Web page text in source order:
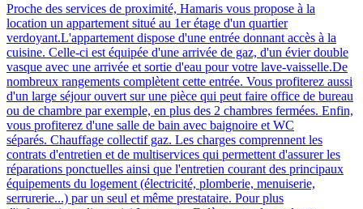
Proche des services de proximité, Hamaris vous propose à la
location un appartement situé au 1er étage d'un quartier
verdoyant.L'appartement dispose d'une entrée donnant accès à la
cuisine. Celle-ci est équipée d'une arrivée de gaz, d'un évier double
vasque avec une arrivée et sortie d'eau pour votre lave-vaisselle.De
nombreux rangements complètent cette entrée. Vous profiterez aussi
d'un large séjour ouvert sur une pièce qui peut faire office de bureau
ou de chambre par exemple, en plus des 2 chambres fermées. Enfin,
vous profiterez d'une salle de bain avec baignoire et WC
séparés. Chauffage collectif gaz. Les charges comprennent les
contrats d'entretien et de multiservices qui permettent d'assurer les
réparations ponctuelles ainsi que l'entretien courant des principaux
équipements du logement (électricité, plomberie, menuiserie,
serrurerie...) par un seul et même prestataire. Pour plus